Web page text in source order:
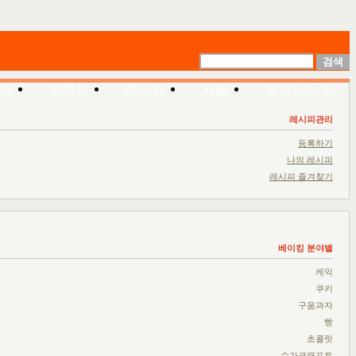
레시피관리
등록하기
나의 레시피
레시피 즐겨찾기
베이킹 분야별
케익
쿠키
구움과자
빵
초콜릿